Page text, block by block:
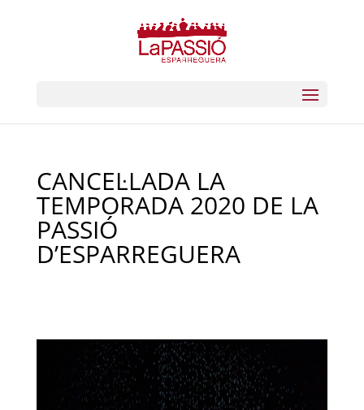
CANCEL·LADA LA
TEMPORADA 2020 DE LA
PASSIÓ
D’ESPARREGUERA